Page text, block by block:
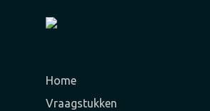
Home
Vraagstukken